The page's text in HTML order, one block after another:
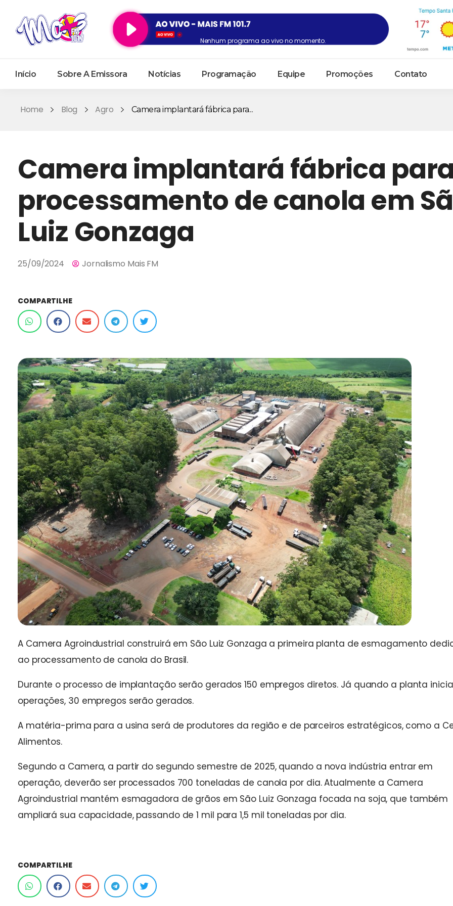
Nenhum programa ao vivo no momento.
Início Sobre A Emissora Notícias Programação Equipe Promoções Contato
Home Blog Agro Camera implantará fábrica para...
Camera implantará fábrica para
processamento de canola em
Luiz Gonzaga
25/09/2024 Jornalismo Mais FM
COMPARTILHE
A Camera Agroindustrial construirá em São Luiz Gonzaga a primeira planta de esmagamento
ao processamento de canola do Brasil.
Durante o processo de implantação serão gerados 150 empregos diretos. Já quando a planta
operações, 30 empregos serão gerados.
A matéria-prima para a usina será de produtores da região e de parceiros estratégicos, como a
Alimentos.
Segundo a Camera, a partir do segundo semestre de 2025, quando a nova indústria entrar em
operação, deverão ser processados 700 toneladas de canola por dia. Atualmente a Camera
Agroindustrial mantém esmagadora de grãos em São Luiz Gonzaga focada na soja, que também
ampliará sua capacidade, passando de 1 mil para 1,5 mil toneladas por dia.
COMPARTILHE